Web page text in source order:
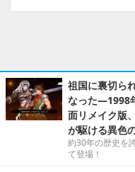
祖国に裏切ら
なった―1998
面リメイク版
が駆ける異色
約30年の歴史を
て登場！